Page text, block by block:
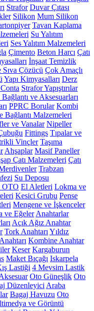
Strafor Duvar Çıtası
Silikon Mum Silikon
Tavan Kaplama
Su Yalıtım
Ses Yalıtım Malzemeleri
Çimento Beton Harcı Çatı
İnşaat Temizlik
Çözücü Çok Amaçlı
Yapı Kimyasalları Derz
Conta Strafor Yapıştırılar
ve Aksesuarları
PPRC Borular Kombi
Bağlantı Malzemeleri
ve Vanalar Nipeller
Fittings Tıpalar ve
Vinçler Taşıma
Ahşaplar Masif Paneller
Çatı Malzemeleri Çatı
Trabzan
Su Deposu
El Aletleri Lokma ve
Kesici Grubu Pense
Mengene ve İşkenceler
ve Eğeler Anahtarlar
Açık Ağız Anahtar
Tork Anahtarı Yıldız
Kombine Anahtar
Keser Kargaburun
Maket Bıçağı Iskarpela
Lastiği 4 Mevsim Lastik
Oto Güneşlik Oto
Düzenleyici Araba
Bagaj Havuzu Oto
ve Görüntü